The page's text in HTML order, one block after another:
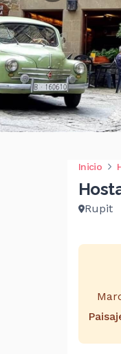
Inicio
Rupit